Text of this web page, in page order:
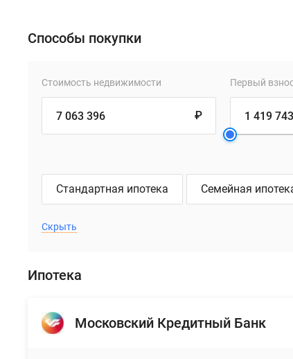
Способы покупки
Стоимость недвижимости
₽
Первый
Стандартная ипотека Семейная
Скрыть
Ипотека
Московский Кредитный Банк